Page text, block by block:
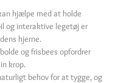
hjælpe med at holde
og interaktive legetøj er
hjerne.
og frisbees opfordrer
krop.
behov for at tygge, og